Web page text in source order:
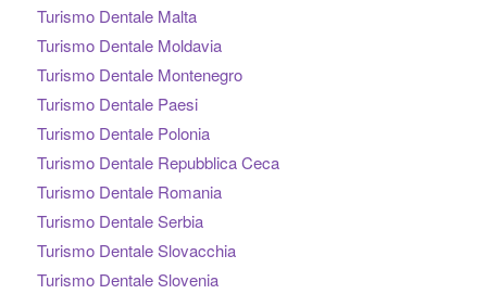
Turismo Dentale Malta
Turismo Dentale Moldavia
Turismo Dentale Montenegro
Turismo Dentale Paesi
Turismo Dentale Polonia
Turismo Dentale Repubblica Ceca
Turismo Dentale Romania
Turismo Dentale Serbia
Turismo Dentale Slovacchia
Turismo Dentale Slovenia